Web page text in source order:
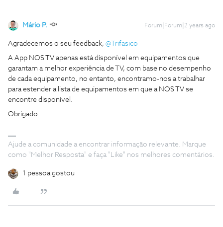
Mário P. Forum|Forum|2 years ago
Agradecemos o seu feedback, @Trifasico
A App NOS TV apenas está disponível em equipamentos que
garantam a melhor experiência de TV, com base no desempenho
de cada equipamento, no entanto, encontramo-nos a trabalhar
para estender a lista de equipamentos em que a NOS TV se
encontre disponível.
Obrigado
Ajude a comunidade a encontrar informação relevante. Marque
como "Melhor Resposta" e faça "Like" nos melhores comentários.
1 pessoa gostou